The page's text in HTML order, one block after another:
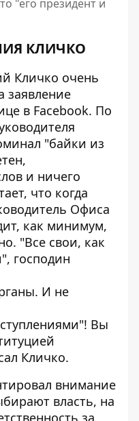
"его президент и
КЛИЧКО
Кличко очень
заявление
в Facebook. По
"байки из
и ничего
что когда
Офиса
как минимум,
"Все свои, как
господин
И не
Вы
Кличко.
внимание
власть, на
за